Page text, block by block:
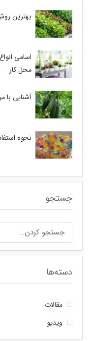
بهترین
اسامی
محل کار
آشنایی با
نحوه
جستجو
دسته‌ها
مقالات
ویدیو